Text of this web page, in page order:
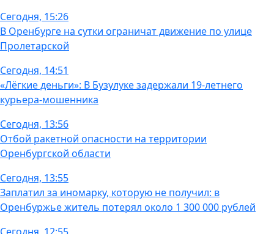
Сегодня, 15:26
В Оренбурге на сутки ограничат движение по улице
Пролетарской
Сегодня, 14:51
«Лёгкие деньги»: В Бузулуке задержали 19-летнего
курьера-мошенника
Сегодня, 13:56
Отбой ракетной опасности на территории
Оренбургской области
Сегодня, 13:55
Заплатил за иномарку, которую не получил: в
Оренбуржье житель потерял около 1 300 000 рублей